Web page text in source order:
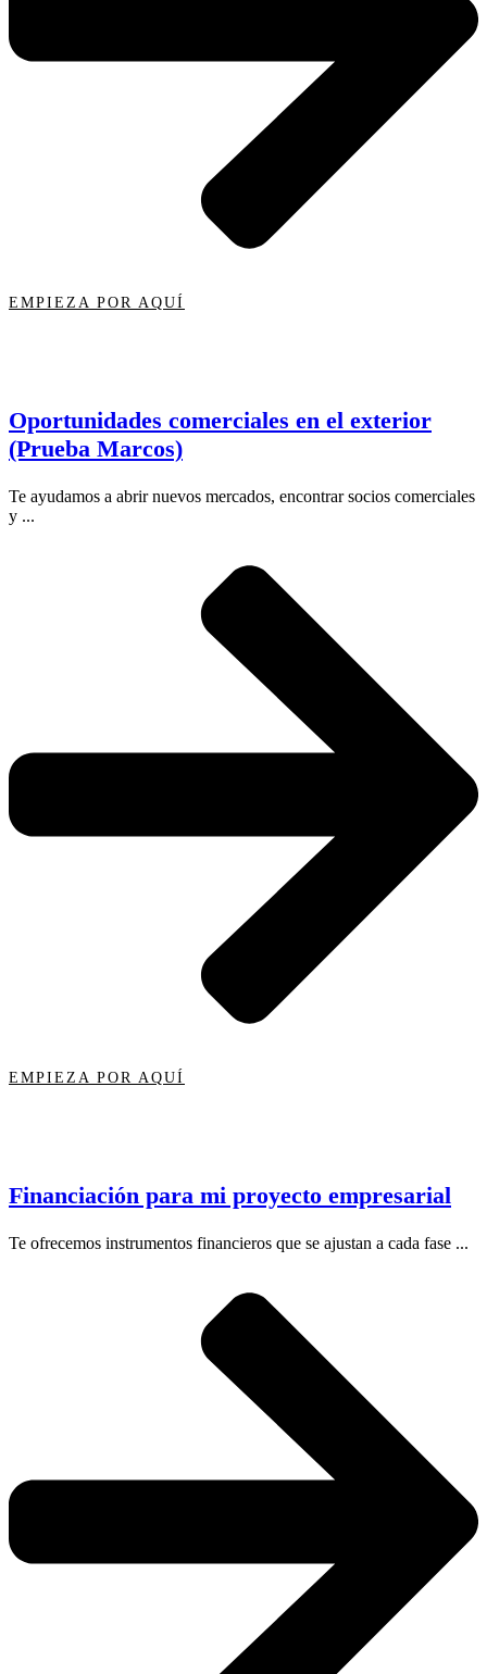
EMPIEZA POR AQUÍ
Oportunidades comerciales en el exterior
(Prueba Marcos)
Te ayudamos a abrir nuevos mercados, encontrar socios comerciales
y ...
EMPIEZA POR AQUÍ
Financiación para mi proyecto empresarial
Te ofrecemos instrumentos financieros que se ajustan a cada fase ...